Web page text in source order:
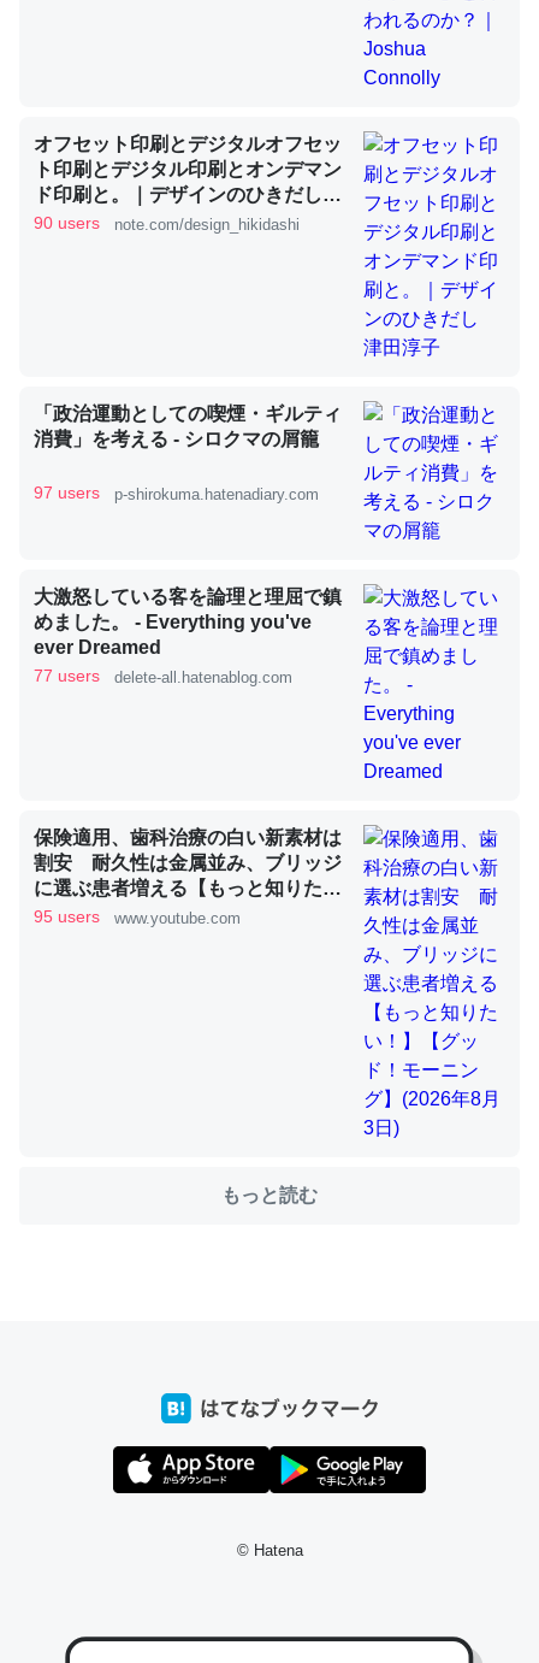
昆虫ってカルシウム少ないのか。知らんかった。調べたら
コオロギのカルシウム分はエビの600分の1程度。
─ニュース :: 【研究発表】昆虫学の大問題＝「昆虫はなぜ海にいな
いのか」に関する新仮説
利だから両方が拮抗してるのでは」とあって面白い。海に
いる鋏角類（カブトガニ・ウミグモ）はカルシウムを使わ
ずキチンを強化してる筈だが、酵素が違うのか？
─ニュース :: 【研究発表】昆虫学の大問題＝「昆虫はなぜ海にいな
これを元に考えるとカルシウムを大量に使う脊椎動物と貝
類は苦労してるんだな…。腹足類だと殻を無くしてナメク
─ニュース :: 【研究発表】昆虫学の大問題＝「昆虫はなぜ海にいな
ウチもEchoを実家に置いて４年。でたまに覗いてる。ぼ
ちぼちRingも置こうかと画策中。あと、Googleマップで
位置情報を共有してる。電池残量や充電中かが分かるので
─たまにLINEするくらいだった遠方の父67歳と僕。ITツール導入で
コミュニケーションが劇的に変化した｜tayorini by LIFULL介護
たいなのでネット環境作ったけどAlexaしか使わないので
オフセット印刷とデジタルオフセッ
ト印刷とデジタル印刷とオンデマン
ド印刷と。｜デザインのひきだし
津田淳子
90 users note.com/design_hikidashi
「政治運動としての喫煙・ギルティ
消費」を考える - シロクマの屑籠
97 users p-shirokuma.hatenadiary.com
大激怒している客を論理と理屈で鎮
めました。 - Everything you've
ever Dreamed
77 users delete-all.hatenablog.com
保険適用、歯科治療の白い新素材は
割安 耐久性は金属並み、ブリッジ
に選ぶ患者増える【もっと知りた
い！】【グッド！モーニング】
95 users www.youtube.com
もっと読む
© Hatena